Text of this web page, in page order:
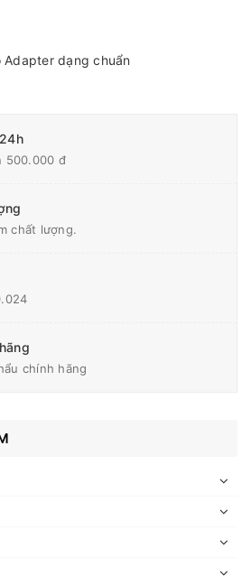
dạng chuẩn
500.000 đ
chất lượng.
chính hãng